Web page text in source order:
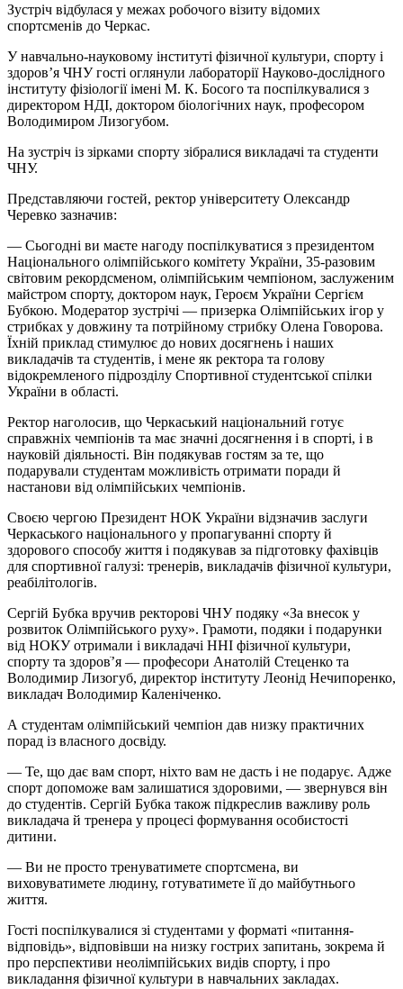
Зустріч відбулася у межах робочого візиту відомих
спортсменів до Черкас.
У навчально-науковому інституті фізичної культури, спорту і
здоров’я ЧНУ гості оглянули лабораторії Науково-дослідного
інституту фізіології імені М. К. Босого та поспілкувалися з
директором НДІ, доктором біологічних наук, професором
Володимиром Лизогубом.
На зустріч із зірками спорту зібралися викладачі та студенти
ЧНУ.
Представляючи гостей, ректор університету Олександр
Черевко зазначив:
— Сьогодні ви маєте нагоду поспілкуватися з президентом
Національного олімпійського комітету України, 35-разовим
світовим рекордсменом, олімпійським чемпіоном, заслуженим
майстром спорту, доктором наук, Героєм України Сергієм
Бубкою. Модератор зустрічі — призерка Олімпійських ігор у
стрибках у довжину та потрійному стрибку Олена Говорова.
Їхній приклад стимулює до нових досягнень і наших
викладачів та студентів, і мене як ректора та голову
відокремленого підрозділу Спортивної студентської спілки
України в області.
Ректор наголосив, що Черкаський національний готує
справжніх чемпіонів та має значні досягнення і в спорті, і в
науковій діяльності. Він подякував гостям за те, що
подарували студентам можливість отримати поради й
настанови від олімпійських чемпіонів.
Своєю чергою Президент НОК України відзначив заслуги
Черкаського національного у пропагуванні спорту й
здорового способу життя і подякував за підготовку фахівців
для спортивної галузі: тренерів, викладачів фізичної культури,
реабілітологів.
Сергій Бубка вручив ректорові ЧНУ подяку «За внесок у
розвиток Олімпійського руху». Грамоти, подяки і подарунки
від НОКУ отримали і викладачі ННІ фізичної культури,
спорту та здоровֹ’я — професори Анатолій Стеценко та
Володимир Лизогуб, директор інституту Леонід Нечипоренко,
викладач Володимир Каленіченко.
А студентам олімпійський чемпіон дав низку практичних
порад із власного досвіду.
— Те, що дає вам спорт, ніхто вам не дасть і не подарує. Адже
спорт допоможе вам залишатися здоровими, — звернувся він
до студентів. Сергій Бубка також підкреслив важливу роль
викладача й тренера у процесі формування особистості
дитини.
— Ви не просто тренуватимете спортсмена, ви
виховуватимете людину, готуватимете її до майбутнього
життя.
Гості поспілкувалися зі студентами у форматі «питання-
відповідь», відповівши на низку гострих запитань, зокрема й
про перспективи неолімпійських видів спорту, і про
викладання фізичної культури в навчальних закладах.